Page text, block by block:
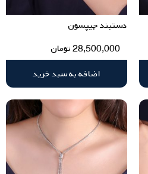
دستبند جیپسون
28,500,000تومان
اضافه به سبد خرید